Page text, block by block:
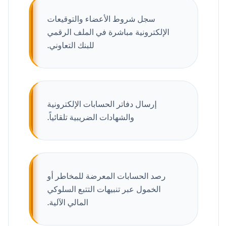
سجل شروط الأعضاء والتوقيعات
الإلكترونية مباشرة في الملف الرقمي
للبنك التعاوني.
إرسال دفاتر الحسابات الإلكترونية
والشهادات الضريبية تلقائياً.
رصد الحسابات المعرضة للمخاطر أو
الخمول عبر تنبيهات التتبع السلوكي
المالي الآلية.